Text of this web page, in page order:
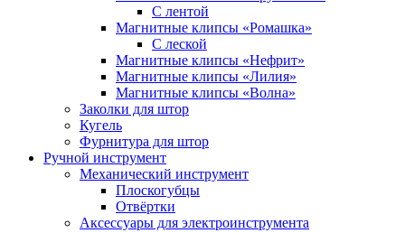
С лентой
Магнитные клипсы «Ромашка»
С леской
Магнитные клипсы «Нефрит»
Магнитные клипсы «Лилия»
Магнитные клипсы «Волна»
Заколки для штор
Кугель
Фурнитура для штор
Ручной инструмент
Механический инструмент
Плоскогубцы
Отвёртки
Аксессуары для электроинструмента